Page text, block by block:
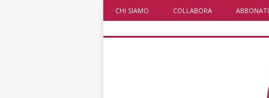
CHI SIAMO COLLABORA ABBONATI